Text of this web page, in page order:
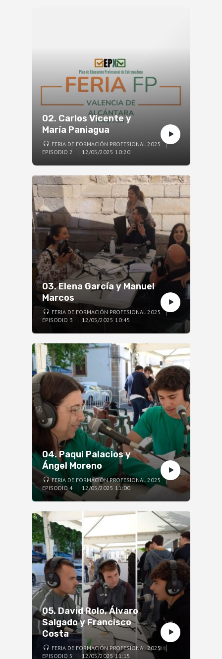
02. Carlos Vicente y
María Paniagua
FERIA DE FORMACIÓN PROFESIONAL 2025
EPISODIO 2
12/05/2025 10:20
03. Elena García y Manuel
Marcos
FERIA DE FORMACIÓN PROFESIONAL 2025
EPISODIO 3
12/05/2025 10:45
04. Paqui Palacios y
Ángel Moreno
FERIA DE FORMACIÓN PROFESIONAL 2025
EPISODIO 4
12/05/2025 11:00
05. David Rolo, Álvaro
Salgado y Francisco
Costa
FERIA DE FORMACIÓN PROFESIONAL 2025
EPISODIO 5
12/05/2025 11:15